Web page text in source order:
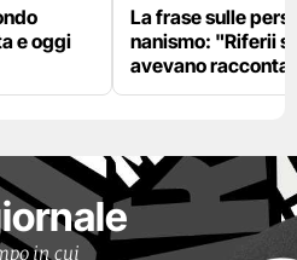
e oggi
La frase sulle
nanismo: "Riferii
avevano
in cui